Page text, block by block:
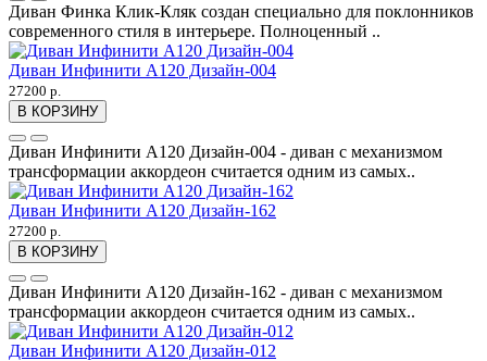
Диван Финка Клик-Кляк создан специально для поклонников
современного стиля в интерьере. Полноценный ..
Диван Инфинити А120 Дизайн-004
27200 р.
В КОРЗИНУ
Диван Инфинити А120 Дизайн-004 - диван с механизмом
трансформации аккордеон считается одним из самых..
Диван Инфинити А120 Дизайн-162
27200 р.
В КОРЗИНУ
Диван Инфинити А120 Дизайн-162 - диван с механизмом
трансформации аккордеон считается одним из самых..
Диван Инфинити А120 Дизайн-012